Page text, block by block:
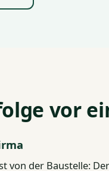
vor
von der Baustelle: